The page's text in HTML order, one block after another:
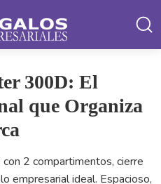
300D: El
que Organiza
2 compartimentos, cierre
empresarial ideal. Espacioso,